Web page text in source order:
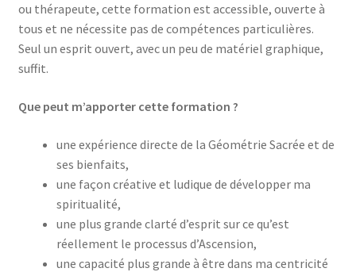
ou thérapeute, cette formation est accessible, ouverte à
tous et ne nécessite pas de compétences particulières.
Seul un esprit ouvert, avec un peu de matériel graphique,
suffit.
Que peut m’apporter cette formation ?
une expérience directe de la Géométrie Sacrée et de
ses bienfaits,
une façon créative et ludique de développer ma
spiritualité,
une plus grande clarté d’esprit sur ce qu’est
réellement le processus d’Ascension,
une capacité plus grande à être dans ma centricité